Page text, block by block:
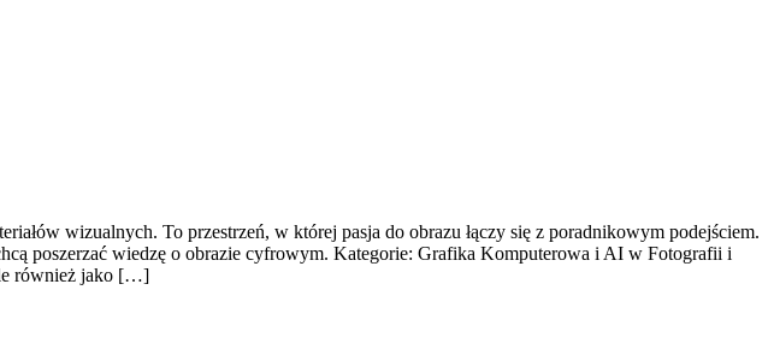
wizualnych. To przestrzeń, w której pasja do obrazu łączy się z poradnikowym podejściem.
poszerzać wiedzę o obrazie cyfrowym. Kategorie: Grafika Komputerowa i AI w Fotografii i
również jako […]